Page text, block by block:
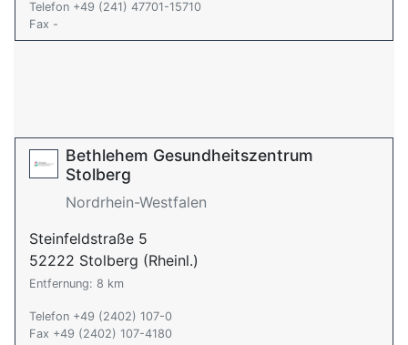
Telefon +49 (241) 47701-15710
Fax -
Bethlehem Gesundheitszentrum
Stolberg
Nordrhein-Westfalen
Steinfeldstraße 5
52222 Stolberg (Rheinl.)
Entfernung: 8 km
Telefon +49 (2402) 107-0
Fax +49 (2402) 107-4180